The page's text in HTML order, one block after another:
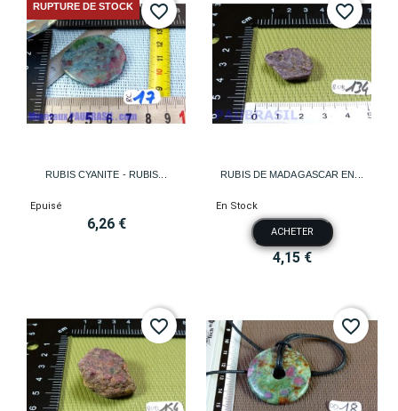
RUBIS CYANITE - RUBIS...
Epuisé
6,26 €
RUPTURE DE STOCK favorite_border
RUBIS DE MADAGASCAR EN...
En Stock
ACHETER
4,15 €
favorite_border
favorite_border favorite_border